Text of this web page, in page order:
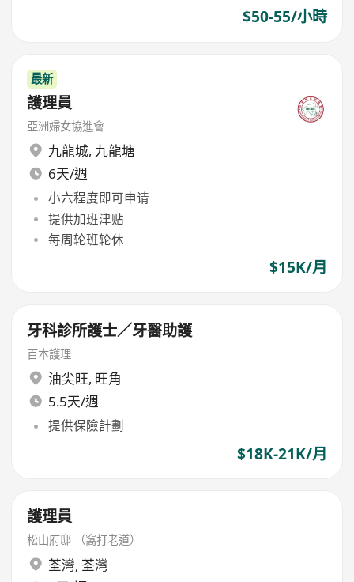
$50-55/小時
最新
護理員
亞洲婦女協進會
九龍城, 九龍塘
6天/週
小六程度即可申请
提供加班津贴
每周轮班轮休
$15K/月
牙科診所護士／牙醫助護
百本護理
油尖旺, 旺角
5.5天/週
提供保險計劃
$18K-21K/月
護理員
松山府邸 （窩打老道）
荃灣, 荃灣